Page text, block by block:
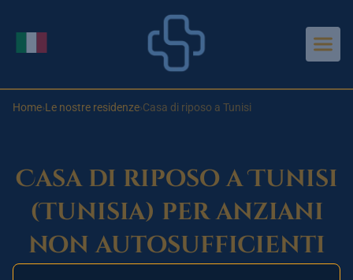
Cambia lingua
Home›Le nostre residenze›Casa di riposo a Tunisi
Casa di riposo a Tunisi
(Tunisia) per anziani
non autosufficienti
La
è la nostra struttura